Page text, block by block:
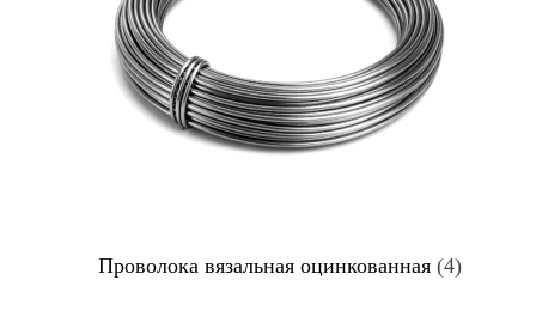
Проволока вязальная оцинкованная (4)